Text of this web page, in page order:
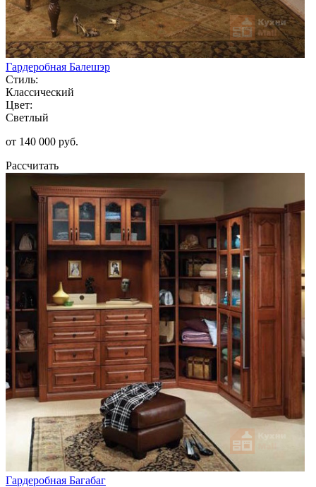
Гардеробная Балешэр
Стиль:
Классический
Цвет:
Светлый
от 140 000 руб.
Рассчитать
Гардеробная Багабаг